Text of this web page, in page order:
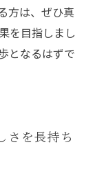
方は、ぜひ真
を目指しまし
となるはずで
さを長持ち